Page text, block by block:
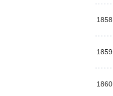
1858
1859
1860